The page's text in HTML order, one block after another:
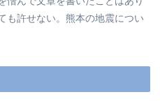
も許せない。熊本の地震につい